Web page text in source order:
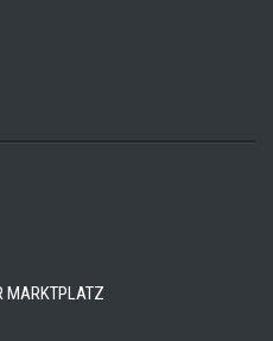
MARKTPLATZ